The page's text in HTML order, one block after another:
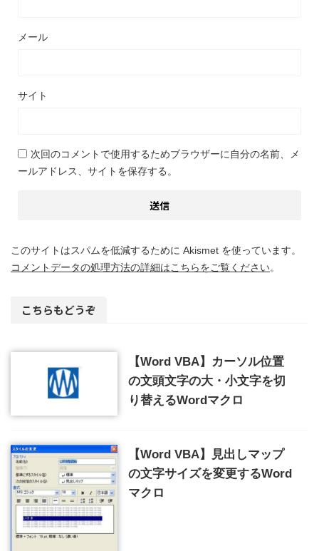
メール
サイト
次回のコメントで使用するためブラウザーに自分の名前、メ
ールアドレス、サイトを保存する。
このサイトはスパムを低減するために Akismet を使っています。
コメントデータの処理方法の詳細はこちらをご覧ください。
こちらもどうぞ
【Word VBA】カーソル位置
の文頭文字の大・小文字を切
り替えるWordマクロ
【Word VBA】見出しマップ
の文字サイズを変更するWord
マクロ